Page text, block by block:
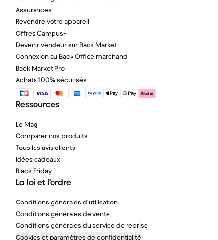
Assurances
Revendre votre appareil
Offres Campus+
Devenir vendeur sur Back Market
Connexion au Back Office marchand
Back Market Pro
Achats 100% sécurisés
Ressources
Le Mag
Comparer nos produits
Tous les avis clients
Idées cadeaux
Black Friday
La loi et l'ordre
Conditions générales d'utilisation
Conditions générales de vente
Conditions générales du service de reprise
Cookies et paramètres de confidentialité